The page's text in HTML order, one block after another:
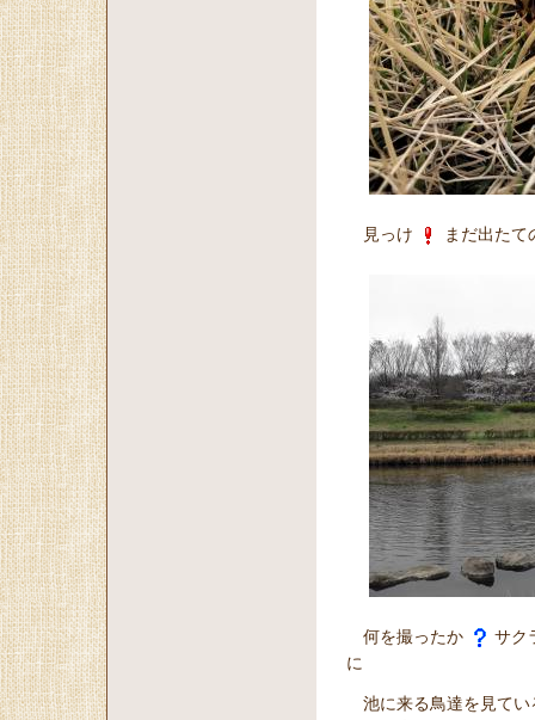
見っけ まだ出たて
何を撮ったか
サク
に
池に来る鳥達を見てい